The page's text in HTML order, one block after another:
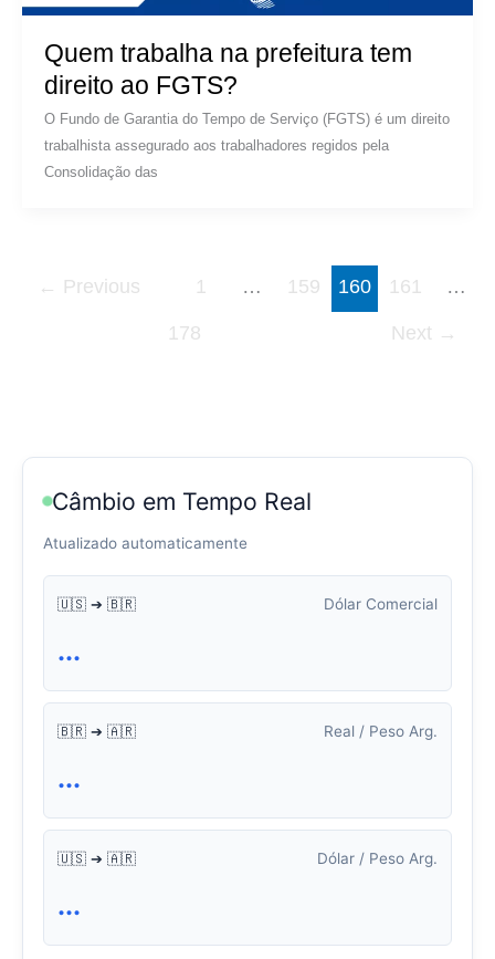
Quem trabalha na prefeitura tem
direito ao FGTS?
O Fundo de Garantia do Tempo de Serviço (FGTS) é um direito
trabalhista assegurado aos trabalhadores regidos pela
Consolidação das
← Previous 1 … 159 160 161 …
178 Next →
Câmbio em Tempo Real
Atualizado automaticamente
🇺🇸 ➔ 🇧🇷 Dólar Comercial
...
🇧🇷 ➔ 🇦🇷 Real / Peso Arg.
...
🇺🇸 ➔ 🇦🇷 Dólar / Peso Arg.
...